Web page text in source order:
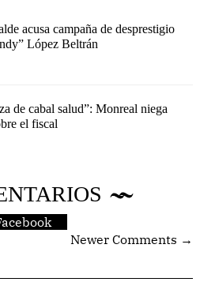
acusa campaña de desprestigio
López Beltrán
de cabal salud”: Monreal niega
el fiscal
Newer Comments →